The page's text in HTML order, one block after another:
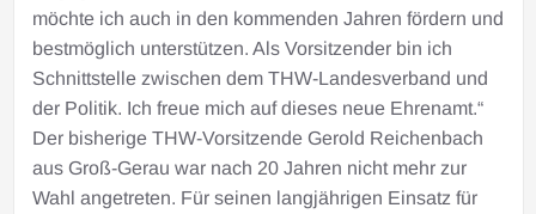
möchte ich auch in den kommenden Jahren fördern und
bestmöglich unterstützen. Als Vorsitzender bin ich
Schnittstelle zwischen dem THW-Landesverband und
der Politik. Ich freue mich auf dieses neue Ehrenamt.“
Der bisherige THW-Vorsitzende Gerold Reichenbach
aus Groß-Gerau war nach 20 Jahren nicht mehr zur
Wahl angetreten. Für seinen langjährigen Einsatz für